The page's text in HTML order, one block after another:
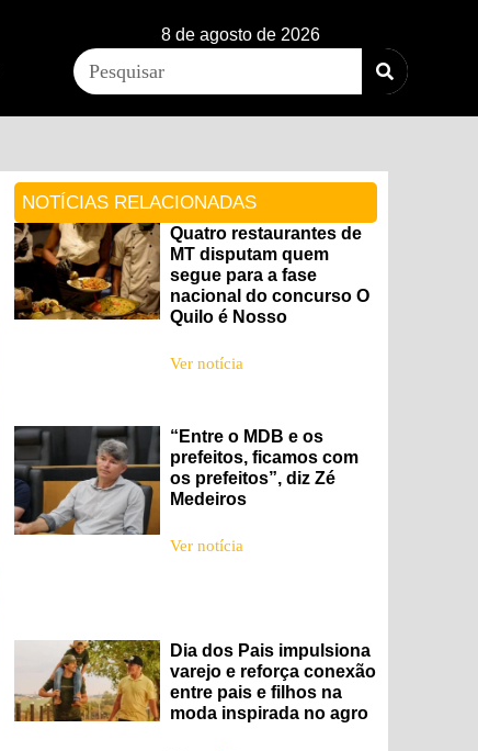
8 de agosto de 2026
NOTÍCIAS RELACIONADAS
Quatro restaurantes de
MT disputam quem
segue para a fase
nacional do concurso O
Quilo é Nosso
Ver notícia
“Entre o MDB e os
prefeitos, ficamos com
os prefeitos”, diz Zé
Medeiros
Ver notícia
Dia dos Pais impulsiona
varejo e reforça conexão
entre pais e filhos na
moda inspirada no agro